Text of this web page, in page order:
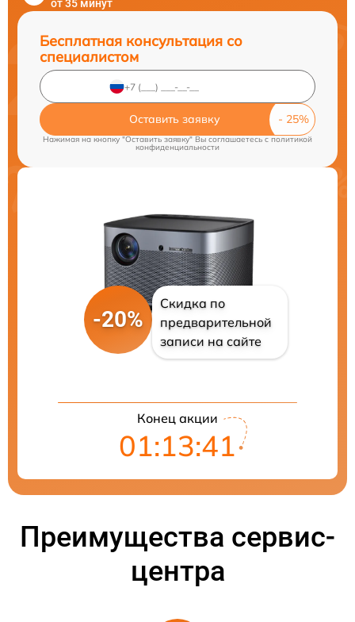
от 35 минут
Бесплатная консультация со
специалистом
Оставить заявку
Нажимая на кнопку "Оставить заявку" Вы соглашаетесь cполитикой
конфиденциальности
-20%
Скидка по
предварительной
записи на сайте
Конец акции
01:13:41
Преимущества сервис-
центра